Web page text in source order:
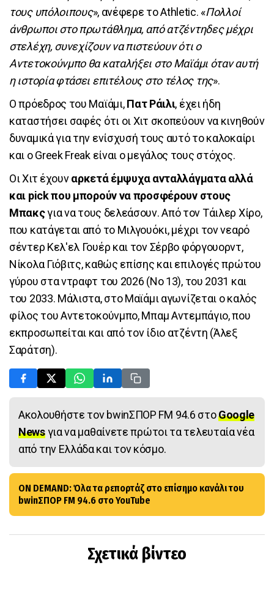
τους υπόλοιπους», ανέφερε το Athletic. «Πολλοί
άνθρωποι στο πρωτάθλημα, από ατζέντηδες μέχρι
στελέχη, συνεχίζουν να πιστεύουν ότι ο
Αντετοκούνμπο θα καταλήξει στο Μαϊάμι όταν αυτή
η ιστορία φτάσει επιτέλους στο τέλος της».
Ο πρόεδρος του Μαϊάμι,Πατ Ράιλι, έχει ήδη
καταστήσει σαφές ότι οι Χιτ σκοπεύουν να κινηθούν
δυναμικά για την ενίσχυσή τους αυτό το καλοκαίρι
και ο Greek Freak είναι ο μεγάλος τους στόχος.
Οι Χιτ έχουναρκετά έμψυχα ανταλλάγματα αλλά
και pick που μπορούν να προσφέρουν στους
Μπακςγια να τους δελεάσουν. Από τον Τάιλερ Χίρο,
που κατάγεται από το Μιλγουόκι, μέχρι τον νεαρό
σέντερ Κελ'ελ Γουέρ και τον Σέρβο φόργουορντ,
Νίκολα Γιόβιτς, καθώς επίσης και επιλογές πρώτου
γύρου στα ντραφτ του 2026 (Νο 13), του 2031 και
του 2033. Μάλιστα, στο Μαϊάμι αγωνίζεται ο καλός
φίλος του Αντετοκούνμπο, Μπαμ Αντεμπάγιο, που
εκπροσωπείται και από τον ίδιο ατζέντη (Άλεξ
Σαράτση).
Ακολουθήστε τον bwinΣΠΟΡ FM 94.6 στοGoogle
Newsγια να μαθαίνετε πρώτοι τα τελευταία νέα
από την Ελλάδα και τον κόσμο.
ON DEMAND: Όλα τα ρεπορτάζ στο επίσημο κανάλι του
bwinΣΠΟΡ FM 94.6 στο YouTube
Σχετικά βίντεο